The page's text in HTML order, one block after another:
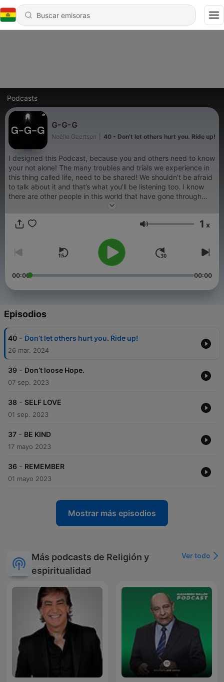
Podcasts
G-G-G
Noëlle Geertsen 40 - Don’t let others hurt you. Ride up!
I designed this Podcast, because you and others need to know
your not alone! The many troubles and trials we experience in
this thing called life, need to be shared! We shouldn’t be afraid
to talk about it and that’s what you’ll be listening too. I know
there are other people in this world that have gone through
similar or even harder trials, and I will share advice, insights,
at the end of the tunnel! I’m super excited to talk with you
Volumen 1 x
00:00 00:00
Episodios
40 - Don’t let others hurt you. Ride up!
26 mar. 2024
39 - Don’t loose Hope.
07 sep. 2023
38 - SELF LOVE
01 sep. 2023
37 - BE KIND
17 mayo 2023
36 - REMEMBER
01 mayo 2023
Mostrar más episodios
Más podcasts de Religión y
espiritualidad
Ver todo